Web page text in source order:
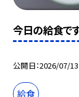
今日の給食です
公開日 2026/07/13
給食